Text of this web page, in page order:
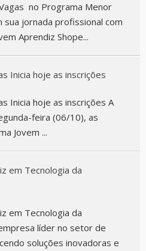
no Programa Menor
sua jornada profissional com
Aprendiz Shope...
Inicia hoje as inscrições
Inicia hoje as inscrições A
feira (06/10), as
Jovem ...
em Tecnologia da
em Tecnologia da
líder no setor de
soluções inovadoras e